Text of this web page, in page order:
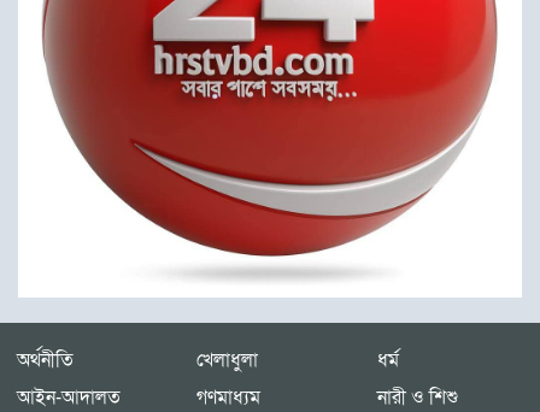
অর্থনীতি
আইন-আদালত
খেলাধুলা
গণমাধ্যম
ধর্ম
নারী ও শিশু